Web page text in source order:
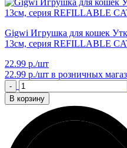
Gigwi Игрушка для кошек
13см, серия REFILLABLE
22.99 р./шт
22.99 р./шт в розничных
-
В корзину